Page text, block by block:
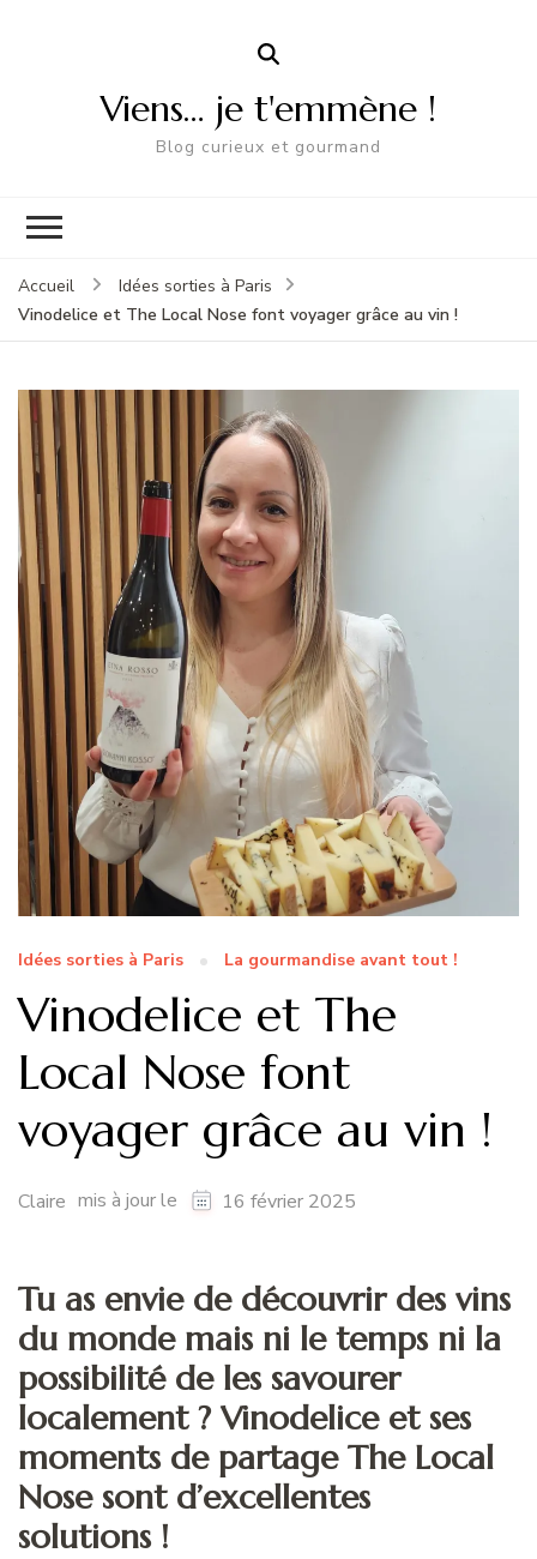
Viens… je t'emmène !
Blog curieux et gourmand
Accueil
Idées sorties à Paris
Vinodelice et The Local Nose font voyager grâce au vin !
Idées sorties à Paris La gourmandise avant tout !
Vinodelice et The
Local Nose font
voyager grâce au vin !
Claire mis à jour le 16 février 2025
Tu as envie de découvrir des vins
du monde mais ni le temps ni la
possibilité de les savourer
localement ? Vinodelice et ses
moments de partage The Local
Nose sont d’excellentes
solutions !